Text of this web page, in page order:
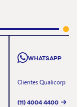
WHATSAPP
Clientes Qualicorp
(11) 4004 4400